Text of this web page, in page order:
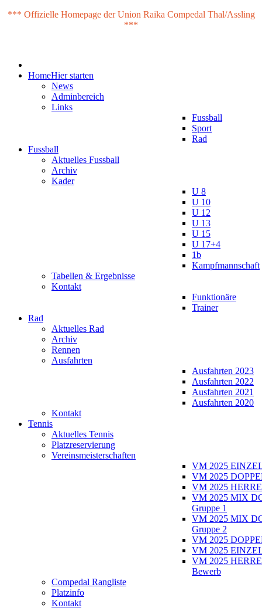
*** Offizielle Homepage der Union Raika Compedal Thal/Assling
***
HomeHier starten
News
Adminbereich
Links
Fussball
Sport
Rad
Fussball
Aktuelles Fussball
Archiv
Kader
U 8
U 10
U 12
U 13
U 15
U 17+4
1b
Kampfmannschaft
Tabellen & Ergebnisse
Kontakt
Funktionäre
Trainer
Rad
Aktuelles Rad
Archiv
Rennen
Ausfahrten
Ausfahrten 2023
Ausfahrten 2022
Ausfahrten 2021
Ausfahrten 2020
Kontakt
Tennis
Aktuelles Tennis
Platzreservierung
Vereinsmeisterschaften
VM 2025
VM 2025
VM 2025
VM 2025 MIX
Gruppe 1
VM 2025 MIX
Gruppe 2
VM 2025
VM 2025
VM 2025
Bewerb
Compedal Rangliste
Platzinfo
Kontakt